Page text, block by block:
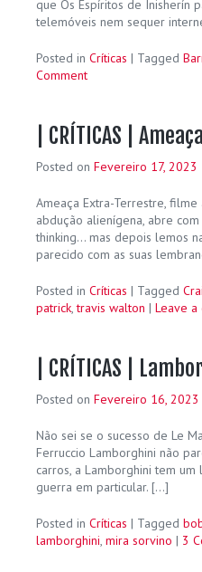
que Os Espíritos de Inisherín
telemóveis nem sequer
Posted in Críticas | Tagged
Comment
| CRÍTICAS |
Posted on Fevereiro 17, 2023
Ameaça Extra-Terrestre,
abdução alienígena, abre
thinking… mas depois lemos
parecido com as suas
Posted in Críticas | Tagged
patrick,travis walton | Leave a
| CRÍTICAS |
Posted on Fevereiro 16, 2023
Não sei se o sucesso de Le
Ferruccio Lamborghini não
carros, a Lamborghini tem
guerra em particular. […]
Posted in Críticas | Tagged
lamborghini, mira sorvino | 3